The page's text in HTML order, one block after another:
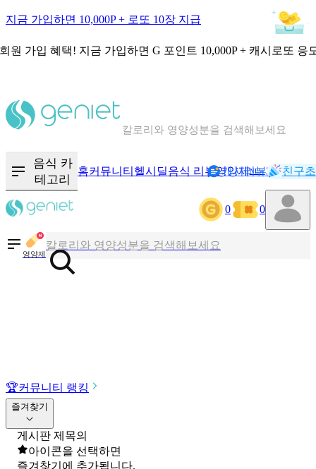
지금 가입하면 10,000P + 로또 10장 지급
원 가입 혜택! 지금 가입하면 G 포인트 10,000P + 캐시로또 응
칼로리와 영양성분을 검색해보세요
음식 카
테고리
홈커뮤니티 헬시딜음식 리뷰영양제NEW기록
캐시리뷰 친구
0 0
영양제
칼로리와 영양성분을 검색해보세요
혈당 · 다이어트 음식 검색해보세요
🏆커뮤니티 랭킹
즐겨찾기
게시판 제목의
아이콘을 선택하면
즐겨찾기에 추가됩니다.